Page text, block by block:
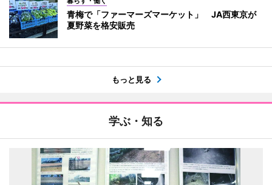
青梅で「ファーマーズマーケット」 JA西東京が
夏野菜を格安販売
もっと見る
学ぶ・知る